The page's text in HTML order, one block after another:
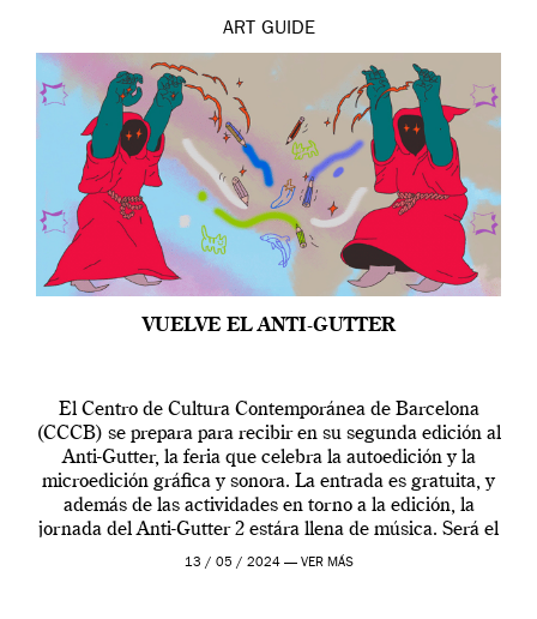
ART GUIDE
VUELVE EL ANTI-GUTTER
El Centro de Cultura Contemporánea de Barcelona
(CCCB) se prepara para recibir en su segunda edición al
Anti-Gutter, la feria que celebra la autoedición y la
microedición gráfica y sonora. La entrada es gratuita, y
además de las actividades en torno a la edición, la
jornada del Anti-Gutter 2 estára llena de música. Será el
[…]
13 / 05 / 2024 — VER MÁS